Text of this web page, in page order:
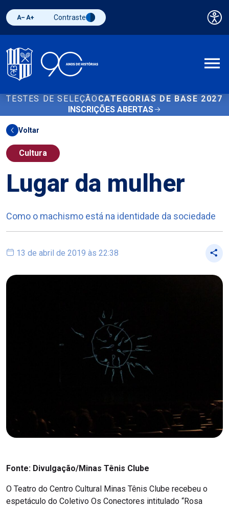
Diminuir fonte
Aumentar fonteAlternar contraste
Contraste
TESTES DE SELEÇÃO CATEGORIAS DE BASE 2027
INSCRIÇÕES ABERTAS
Voltar
Cultura
Lugar da mulher
Como o machismo está na identidade da sociedade
13 de abril de 2019 às 22:38
Fonte: Divulgação/Minas Tênis Clube
O Teatro do Centro Cultural Minas Tênis Clube recebeu o
espetáculo do Coletivo Os Conectores intitulado “Rosa